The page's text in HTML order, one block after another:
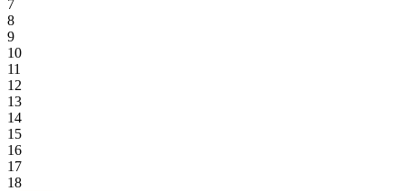
7
8
9
10
11
12
13
14
15
16
17
18